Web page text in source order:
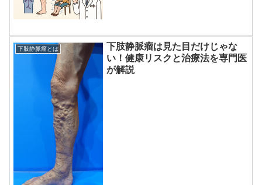
下肢静脈瘤とは
下肢静脈瘤は見た目だけじゃな
い！健康リスクと治療法を専門医
が解説